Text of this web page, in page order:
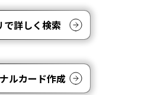
で詳しく検索
ルカード作成